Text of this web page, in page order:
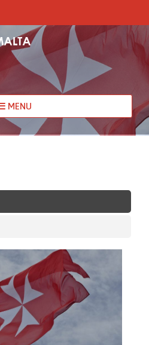
MENU